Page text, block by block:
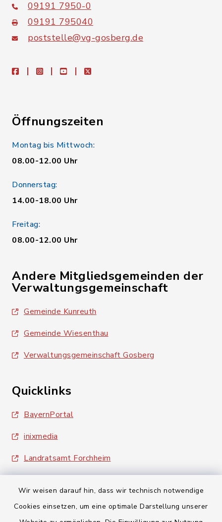
Wir weisen darauf hin, dass wir technisch notwendige
Cookies einsetzen, um eine optimale Darstellung unserer
09191 7950-0
09191 795040
poststelle@vg-gosberg.de
facebookinstagramyoutubeX
Öffnungszeiten
Montag bis Mittwoch:
08.00-12.00 Uhr
Donnerstag:
14.00-18.00 Uhr
Freitag:
08.00-12.00 Uhr
Andere Mitgliedsgemeinden der
Verwaltungsgemeinschaft
Gemeinde Kunreuth
Gemeinde Wiesenthau
Verwaltungsgemeinschaft Gosberg
Quicklinks
BayernPortal
inixmedia
Landratsamt Forchheim